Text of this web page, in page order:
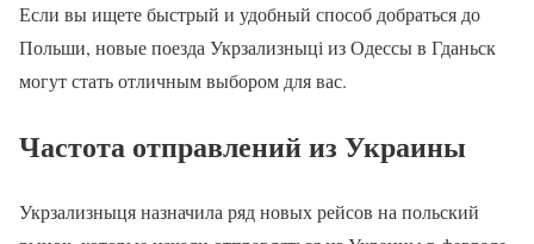
Если вы ищете быстрый и удобный способ добраться до
Польши, новые поезда Укрзализныці из Одессы в Гданьск
могут стать отличным выбором для вас.
Частота отправлений из Украины
Укрзализныця назначила ряд новых рейсов на польский